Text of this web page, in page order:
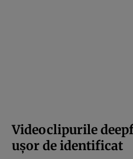
Videoclipurile
ușor de identificat